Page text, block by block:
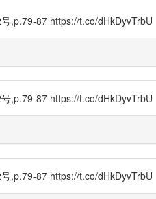
,p.79-87 https://t.co/dHkDyvTrbU
,p.79-87 https://t.co/dHkDyvTrbU
,p.79-87 https://t.co/dHkDyvTrbU